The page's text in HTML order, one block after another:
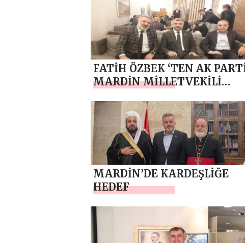
BULUŞTUK
FATİH ÖZBEK ‘TEN AK
MARDİN MİLLETVEKİLİ
MARDİN’DE KARDEŞLİĞE
HEDEF